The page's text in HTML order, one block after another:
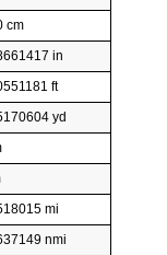
cm
in
ft
yd
mi
nmi